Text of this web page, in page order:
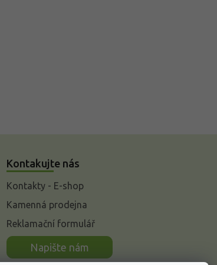
Kontakujte nás
Kontakty - E-shop
Kamenná prodejna
Reklamační formulář
Napište nám